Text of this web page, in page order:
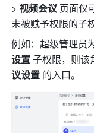
> 视频会议 页面仅
未被赋予权限的子
例如：超级管理员
设置 子权限，则
议设置 的入口。